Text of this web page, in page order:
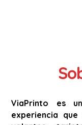
ViaPrinto es
experiencia